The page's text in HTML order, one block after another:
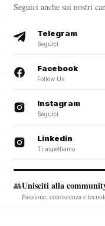
Seguici anche sui nostri
Telegram
Seguici
Facebook
Follow Us
Instagram
Seguici
Linkedin
Ti aspettiamo
👥Unisciti alla
Passione, conoscenza e